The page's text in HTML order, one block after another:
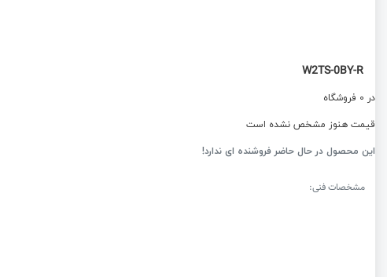
W2TS-0BY-R
در 0 فروشگاه
قیمت هنوز مشخص نشده است
این محصول در حال حاضر فروشنده ای ندارد!
مشخصات فنی: